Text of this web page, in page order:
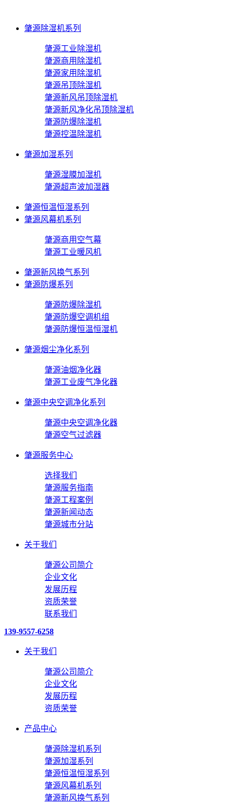
肇源除湿机系列
肇源工业除湿机
肇源商用除湿机
肇源家用除湿机
肇源吊顶除湿机
肇源新风吊顶除湿机
肇源新风净化吊顶除湿机
肇源防爆除湿机
肇源控温除湿机
肇源加湿系列
肇源湿膜加湿机
肇源超声波加湿器
肇源恒温恒湿系列
肇源风幕机系列
肇源商用空气幕
肇源工业暖风机
肇源新风换气系列
肇源防爆系列
肇源防爆除湿机
肇源防爆空调机组
肇源防爆恒温恒湿机
肇源烟尘净化系列
肇源油烟净化器
肇源工业废气净化器
肇源中央空调净化系列
肇源中央空调净化器
肇源空气过滤器
肇源服务中心
选择我们
肇源服务指南
肇源工程案例
肇源新闻动态
肇源城市分站
关于我们
肇源公司简介
企业文化
发展历程
资质荣誉
联系我们
139-9557-6258
关于我们
肇源公司简介
企业文化
发展历程
资质荣誉
产品中心
肇源除湿机系列
肇源加湿系列
肇源恒温恒湿系列
肇源风幕机系列
肇源新风换气系列